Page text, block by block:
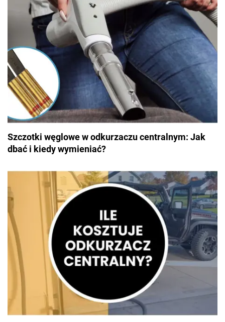
Szczotki węglowe w odkurzaczu centralnym: Jak
dbać i kiedy wymieniać?